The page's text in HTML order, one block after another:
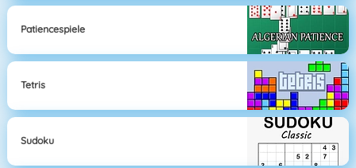
Patiencespiele
Tetris
Sudoku